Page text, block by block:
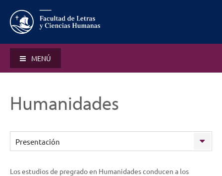
MENÚ
Humanidades
Presentación
Los estudios de pregrado en Humanidades conducen a los